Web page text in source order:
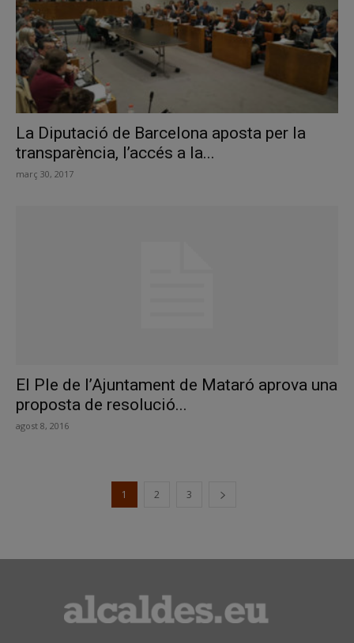
La Diputació de Barcelona aposta per la
transparència, l’accés a la...
març 30, 2017
El Ple de l’Ajuntament de Mataró aprova una
proposta de resolució...
agost 8, 2016
1 2 3